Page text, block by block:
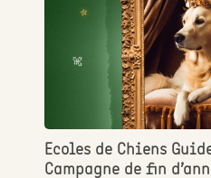
Ecoles de Chiens
Campagne de fin